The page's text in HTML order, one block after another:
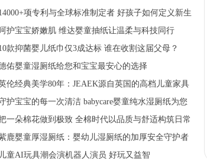
宝的肌肤
项专利与全球标准制定者 好孩子如何定义新生
护脊出行
护宝宝娇嫩肌 维达婴童抽纸让温柔与科技同行
款抑菌婴儿纸巾仅3成达标 谁在收割这届父母？
佑婴童湿厕纸给您和宝宝最安心的选择
伦经典美学80年：JEAEK源自英国的高档儿童家具
牌
护宝宝的每一次清洁 babycare婴童纯水湿厕纸为您
来
一朵棉花做到极致 全棉时代以品质与舒适构筑日常
伴
鹿婴童厚湿厕纸：婴幼儿湿厕纸的加厚安全守护者
儿童AI玩具潮会演机器人演员 好玩又益智